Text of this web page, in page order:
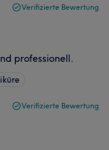
Verifizierte Bewertung
professionell.
Verifizierte Bewertung